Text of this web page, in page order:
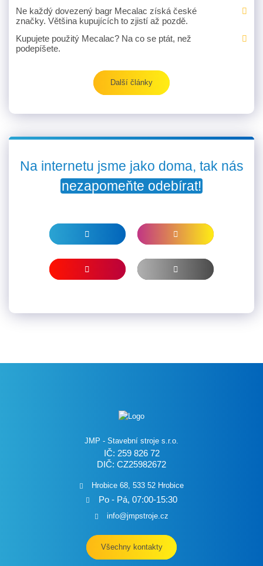
Ne každý dovezený bagr Mecalac získá české
značky. Většina kupujících to zjistí až pozdě.
Kupujete použitý Mecalac? Na co se ptát, než
podepíšete.
Další články
Na internetu jsme jako doma, tak nás
nezapomeňte odebírat!
JMP - Stavební stroje s.r.o.
IČ: 259 826 72
DIČ: CZ25982672
Hrobice 68, 533 52 Hrobice
Po - Pá, 07:00-15:30
info@jmpstroje.cz
Všechny kontakty